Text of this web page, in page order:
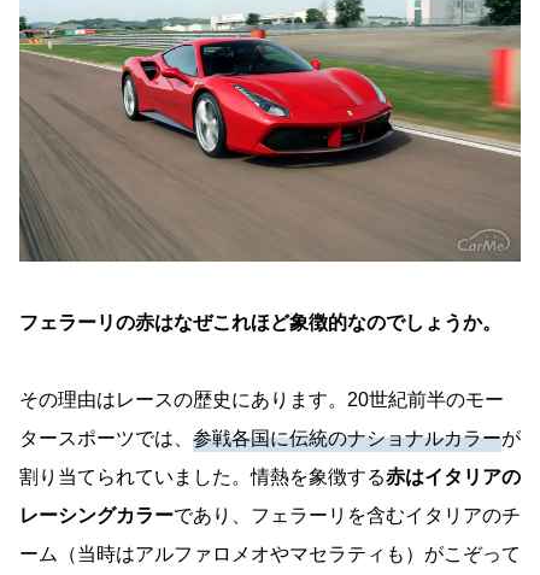
フェラーリの赤はなぜこれほど象徴的なのでしょうか。
その理由はレースの歴史にあります。20世紀前半のモー
タースポーツでは、 参戦各国に伝統のナショナルカラーが
割り当てられていました。情熱を象徴する赤はイタリアの
レーシングカラーであり、フェラーリを含むイタリアのチ
ーム（当時はアルファロメオやマセラティも）がこぞって